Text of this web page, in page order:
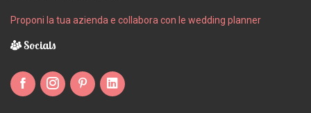
Proponi la tua azienda e collabora con le wedding planner
Socials